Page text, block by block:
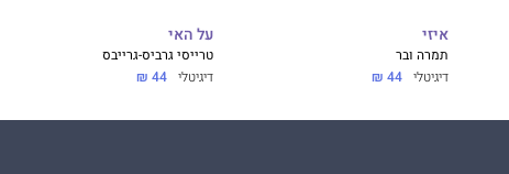
איזי
תמרה ובר
דיגיטלי 44 ₪
על האי
טרייסי גרביס-גרייבס
דיגיטלי 44 ₪